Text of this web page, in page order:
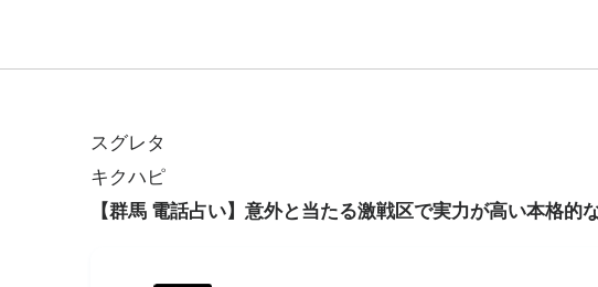
スグレタ
キクハピ
【群馬 電話占い】意外と当たる激戦区で実力が高い本格的